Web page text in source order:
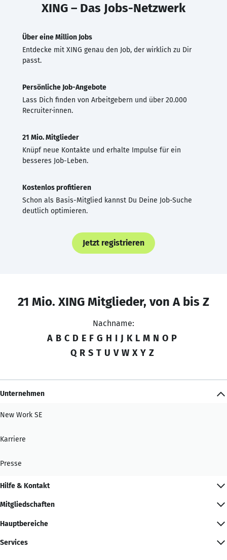
XING – Das Jobs-Netzwerk
Über eine Million Jobs
Entdecke mit XING genau den Job, der wirklich zu Dir
passt.
Persönliche Job-Angebote
Lass Dich finden von Arbeitgebern und über 20.000
Recruiter·innen.
21 Mio. Mitglieder
Knüpf neue Kontakte und erhalte Impulse für ein
besseres Job-Leben.
Kostenlos profitieren
Schon als Basis-Mitglied kannst Du Deine Job-Suche
deutlich optimieren.
Jetzt registrieren
21 Mio. XING Mitglieder, von A bis Z
Nachname:
A B C D E F G H I J K L M N O P
Q R S T U V W X Y Z
Unternehmen
New Work SE
Karriere
Presse
Hilfe & Kontakt
Mitgliedschaften
Hauptbereiche
Services